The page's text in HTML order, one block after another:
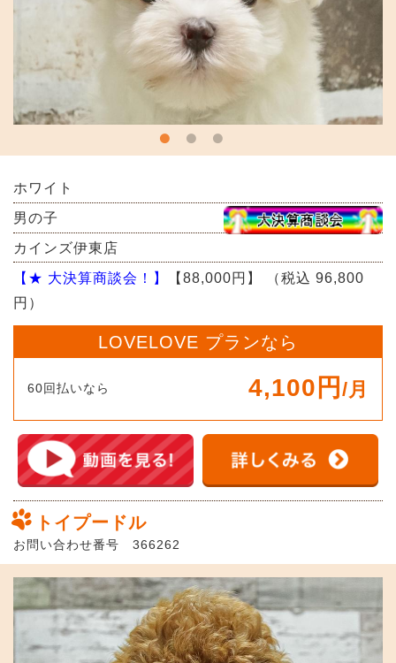
ホワイト
男の子
カインズ伊東店
【★ 大決算商談会！】
【88,000円】
（税込 96,800
円）
LOVELOVE プランなら
60回払いなら 4,100円 /月
トイプードル
お問い合わせ番号 366262